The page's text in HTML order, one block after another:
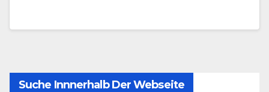
Suche Innnerhalb Der Webseite